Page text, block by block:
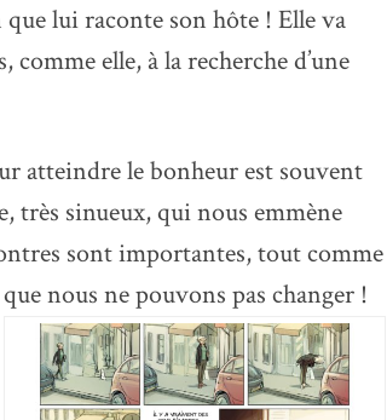
lui raconte son hôte ! Elle va
comme elle, à la recherche d’une
atteindre le bonheur est souvent
très sinueux, qui nous emmène
sont importantes, tout comme
nous ne pouvons pas changer !